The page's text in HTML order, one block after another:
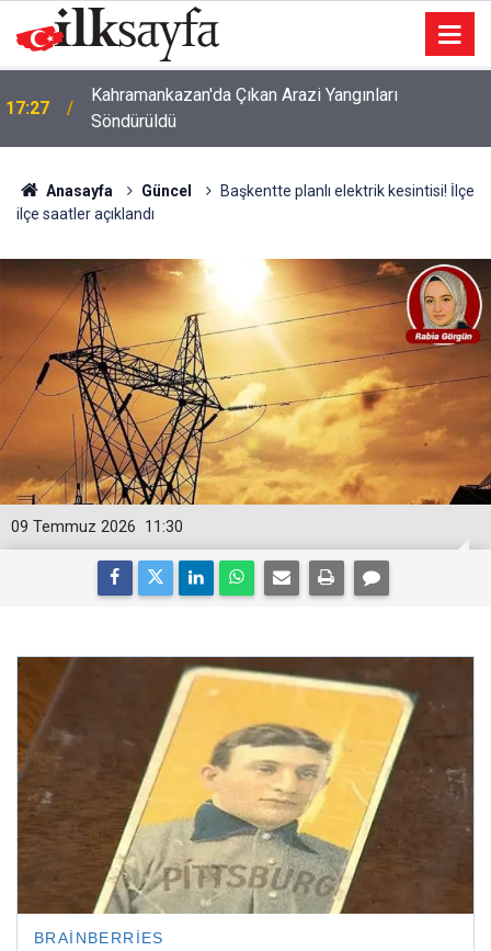
17:27
Kahramankazan'da Çıkan Arazi Yangınları
Söndürüldü
Anasayfa Güncel
Başkentte planlı elektrik kesintisi! İlçe
ilçe saatler açıklandı
11:30
09 Temmuz 2026